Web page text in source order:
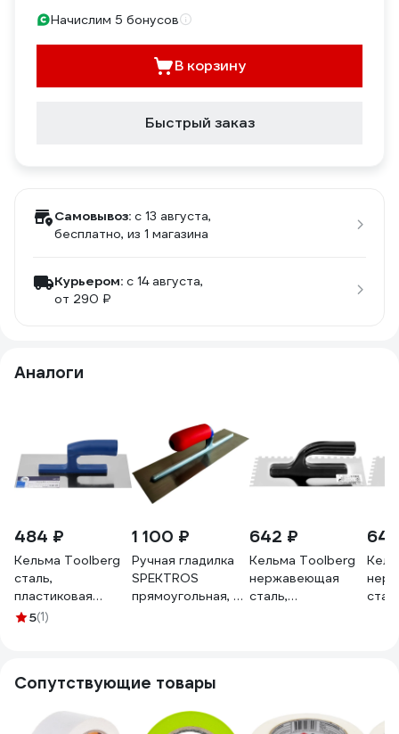
Начислим 5 бонусов
В корзину
Быстрый заказ
Самовывоз: c 13 августа,
бесплатно, из 1 магазина
Курьером: c 14 августа,
от 290 ₽
Аналоги
484 ₽
Кельма Toolberg
сталь,
пластиковая
рукоятка, 130x270
5(1)
1 100 ₽
Ручная гладилка
SPEKTROS
прямоугольная, 28
642 ₽
Кельма Toolberg
нержавеющая
сталь,
Сопутствующие товары